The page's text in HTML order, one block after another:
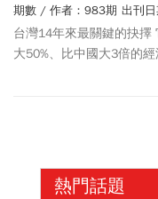
期數 / 作者：983期 出刊
台灣14年來最關鍵的抉擇
大50%、比中國大3倍的
5成民眾有條件支持
熱門話題